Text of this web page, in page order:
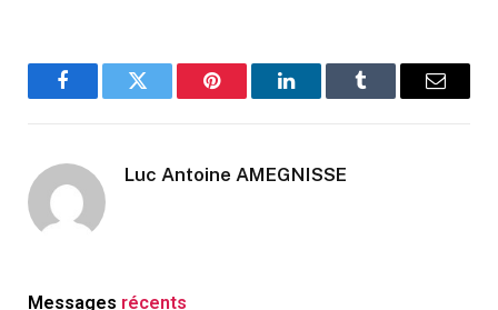
FacebookTwitter Pinterest LinkedInTumblr Email
Luc Antoine AMEGNISSE
Messages récents